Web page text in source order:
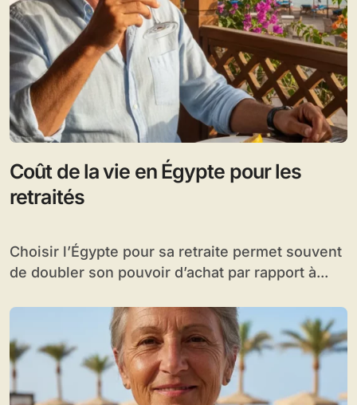
Coût de la vie en Égypte pour les
retraités
Choisir l’Égypte pour sa retraite permet souvent
de doubler son pouvoir d’achat par rapport à...